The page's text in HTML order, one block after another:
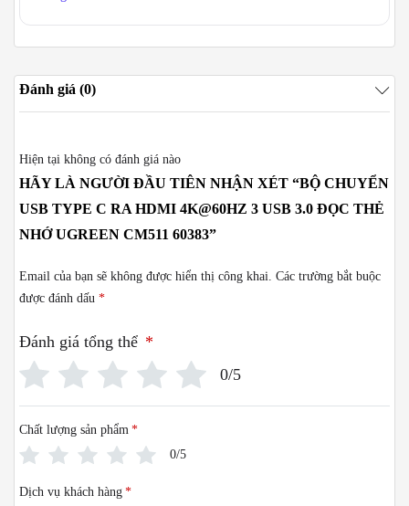
Đánh giá (0)
Hiện tại không có đánh giá nào
HÃY LÀ NGƯỜI ĐẦU TIÊN NHẬN XÉT “BỘ CHUYỂN
USB TYPE C RA HDMI 4K@60HZ 3 USB 3.0 ĐỌC THẺ
NHỚ UGREEN CM511 60383”
Email của bạn sẽ không được hiển thị công khai. Các trường bắt buộc
được đánh dấu *
Đánh giá tổng thể *
0/5
Chất lượng sản phẩm *
0/5
Dịch vụ khách hàng *